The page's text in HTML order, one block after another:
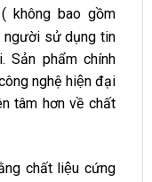
không bao gồm
người sử dụng tin
Sản phẩm chính
nghệ hiện đại
tâm hơn về chất
chất liệu cứng